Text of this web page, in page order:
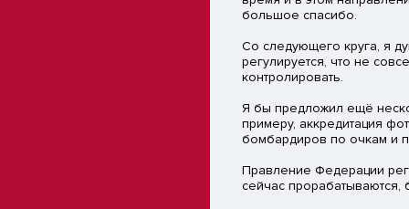
большое спасибо.
Со следующего круга, я
регулируется, что не
контролировать.
Я бы предложил ещё
примеру, аккредитация
бомбардиров по очкам и
Правление Федерации
сейчас